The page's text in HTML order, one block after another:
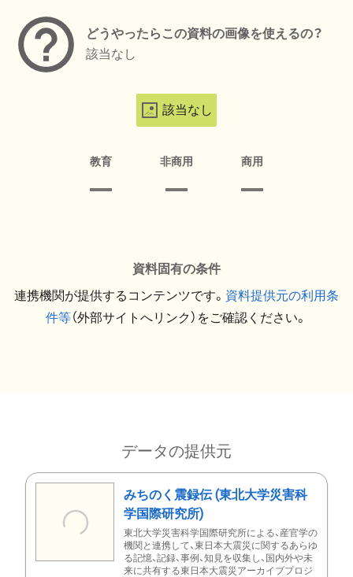
どうやったらこの資料の画像を使えるの？
該当なし
該当なし
教育 非商用 商用
資料固有の条件
連携機関が提供するコンテンツです。 資料提供元の利用条
件等（外部サイトへリンク）をご確認ください。
データの提供元
みちのく震録伝 (東北大学災害科
学国際研究所)
東北大学災害科学国際研究所による、産官学の
機関と連携して、東日本大震災に関するあらゆ
る記憶、記録、事例、知見を収集し、国内外や未
来に共有する東日本大震災アーカイブプロジ